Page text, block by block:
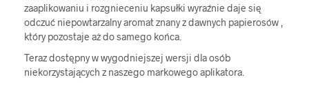
zaaplikowaniu i rozgnieceniu kapsułki wyraźnie daje się
odczuć niepowtarzalny aromat znany z dawnych papierosów ,
który pozostaje aż do samego końca.
Teraz dostępny w wygodniejszej wersji dla osób
niekorzystających z naszego markowego aplikatora.